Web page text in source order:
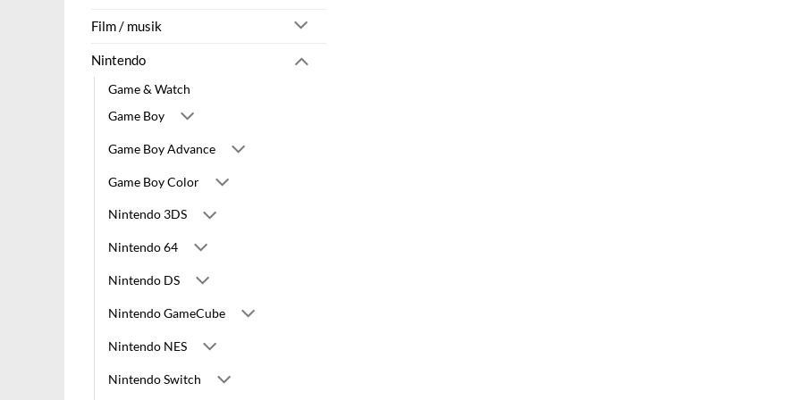
Film / musik
Nintendo
Game & Watch
Game Boy
Game Boy Advance
Game Boy Color
Nintendo 3DS
Nintendo 64
Nintendo DS
Nintendo GameCube
Nintendo NES
Nintendo Switch